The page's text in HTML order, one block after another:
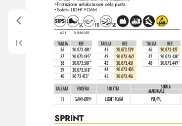
• Protezione antiabrasione della punta
• Soletta LIGHT FOAM
SC FO SR
CAT. II EN 20345:2022
SPRINT
TAGLIA REF.
36
20.073.484*
37
20.073.495*
38
20.073.507*
39
20.073.518*
40
20.73.473*
TAGLIA REF.
41
20.073.529
42
20.073.462
43
20.073.451
44
20.073.405
45
20.073.416
TAGLIA REF.
46
20.073.427
47
20.073.438*
48
20.073.449*
CALZATA FODERA SOLETTA SUOLA
MATERIALE
11 SANY-DRY® LIGHT FOAM PU/PU